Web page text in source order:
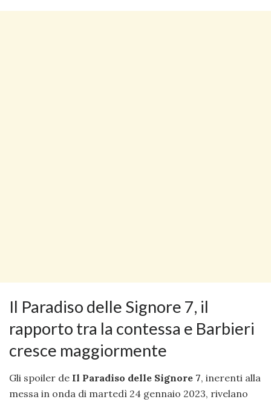
Il Paradiso delle Signore 7, il
rapporto tra la contessa e Barbieri
cresce maggiormente
Gli spoiler de Il Paradiso delle Signore 7, inerenti alla
messa in onda di martedì 24 gennaio 2023, rivelano